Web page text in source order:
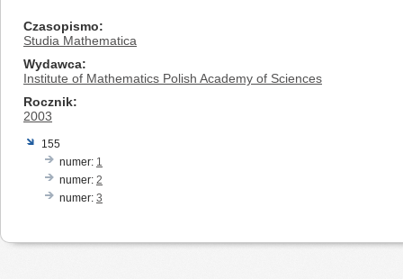
Czasopismo
Studia Mathematica
Wydawca
Institute of Mathematics Polish Academy of Sciences
Rocznik
2003
155
numer: 1
numer: 2
numer: 3